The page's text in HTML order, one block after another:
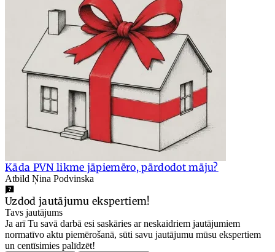
Kāda PVN likme jāpiemēro, pārdodot māju?
Atbild Ņina Podvinska
Uzdod jautājumu ekspertiem!
Tavs jautājums
Ja arī Tu savā darbā esi saskāries ar neskaidriem jautājumiem
normatīvo aktu piemērošanā, sūti savu jautājumu mūsu ekspertiem
un centīsimies palīdzēt!